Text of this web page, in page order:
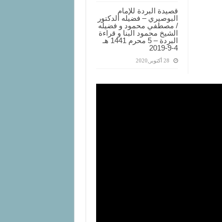
قصيدة البردة للإمام
البوصيري – فضيله الدكتور
/ مصطفي محمود و فضيله
الشيخ محمود البنا و قراءة
البردة – 5 محرم 1441 هـ
4-9-2019
28 أكتوبر,2020